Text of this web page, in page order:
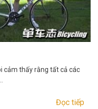
cảm thấy rằng tất cả các
Đọc tiếp